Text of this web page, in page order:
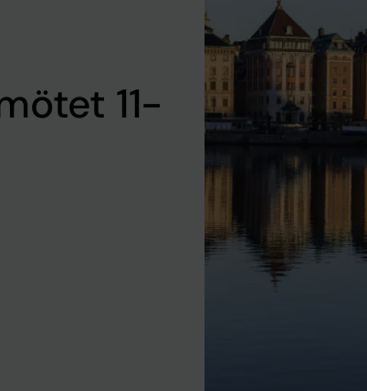
11-